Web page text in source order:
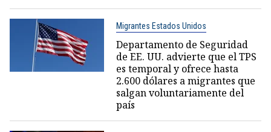
Migrantes Estados Unidos
Departamento de Seguridad
de EE. UU. advierte que el TPS
es temporal y ofrece hasta
2.600 dólares a migrantes que
salgan voluntariamente del
país